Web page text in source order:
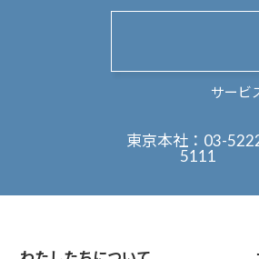
サービ
東京本社： 03-
5111